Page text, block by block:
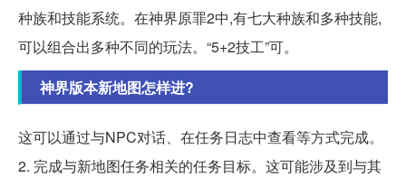
种族和技能系统。在神界原罪2中,有七大种族和多种技能,
可以组合出多种不同的玩法。“5+2技工”可。
神界版本新地图怎样进?
这可以通过与NPC对话、在任务日志中查看等方式完成。
2. 完成与新地图任务相关的任务目标。这可能涉及到与其